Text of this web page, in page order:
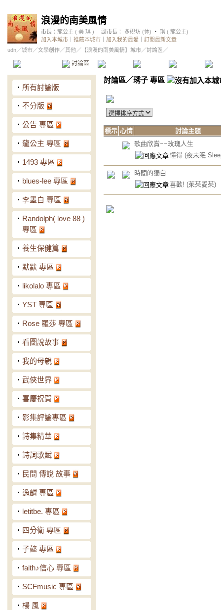
浪漫的南美風情
市長： 龍公主 ( 美 琪 ) 副市長： 多硯坊 (休) 、 琪 ( 龍公主)
加入本城市
推薦本城市 加入我的最愛
訂閱最新文章
udn／城市／文學創作／其他 ／ 【浪漫的南美風情】城市／討論區／
討論區 精華區 投票區 影像館
‧ 所有討論版
‧ 不分版
‧ 公告 專區
‧ 龍公主 專區
‧ 1493 專區
‧ blues-lee 專區
‧ 李墨白 專區
‧ Randolph( love 88 )
專區
‧ 養生保健篇
‧ 默默 專區
‧ likolalo 專區
‧ YST 專區
‧ Rose 羅莎 專區
‧ 看圖說故事
‧ 我的母親
‧ 武俠世界
‧ 喜慶祝賀
‧ 影集評論專區
‧ 詩集精華
‧ 詩詞歌賦
‧ 民間 傳說 故事
‧ 逸麟 專區
‧ letitbe. 專區
‧ 四分衛 專區
‧ 子懿 專區
‧ faith♪信心 專區
‧ SCFmusic 專區
‧ 楊 風
討論區／琇子 專區
標示 心情
討論主題
歌曲欣賞~~玫瑰人生
懂得 (夜未眠
時間的獨白
喜歡! (茱茱愛茱)